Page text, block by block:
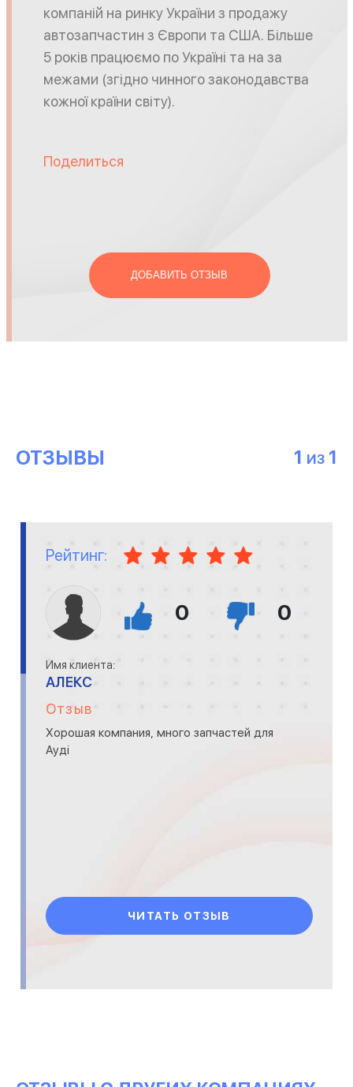
компаній на ринку України з продажу
автозапчастин з Європи та США. Більше
5 років працюємо по Україні та на за
межами (згідно чинного законодавства
кожної країни світу).
Поделиться
ДОБАВИТЬ ОТЗЫВ
ОТЗЫВЫ 1 ИЗ 1
Рейтинг:
0 0
Имя клиента:
АЛЕКС
Отзыв
Хорошая компания, много запчастей для
Ауді
ЧИТАТЬ ОТЗЫВ